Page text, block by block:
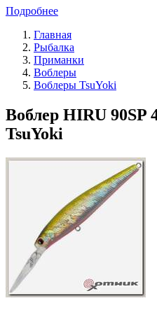
Подробнее
Главная
Рыбалка
Приманки
Воблеры
Воблеры TsuYoki
Воблер HIRU 90SP
TsuYoki